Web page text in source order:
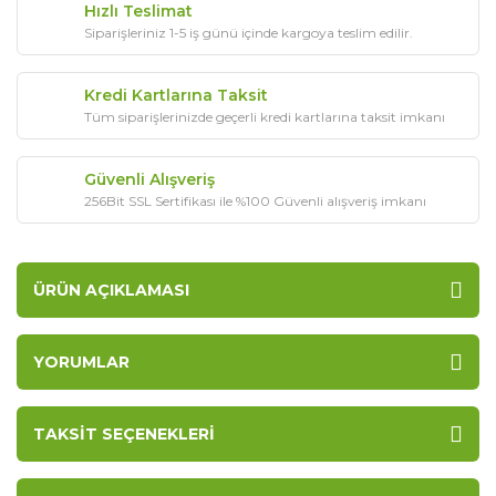
Hızlı Teslimat
Siparişleriniz 1-5 iş günü içinde kargoya teslim edilir.
Kredi Kartlarına Taksit
Tüm siparişlerinizde geçerli kredi kartlarına taksit imkanı
Güvenli Alışveriş
256Bit SSL Sertifikası ile %100 Güvenli alışveriş imkanı
ÜRÜN AÇIKLAMASI
YORUMLAR
TAKSIT SEÇENEKLERI